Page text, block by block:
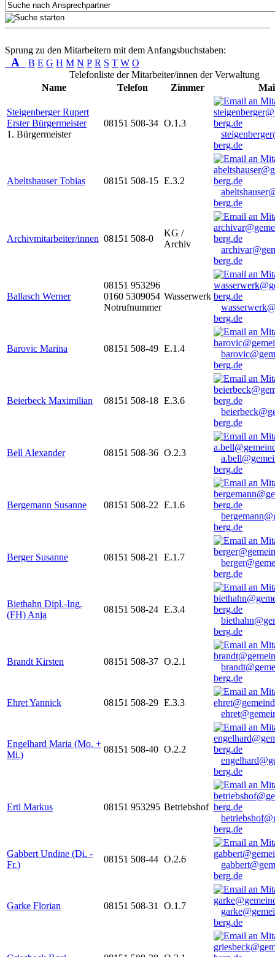
Sprung zu den Mitarbeitern mit dem Anfangsbuchstaben:
A B E G H M N P R S T W O
Telefonliste der Mitarbeiter/innen der Verwaltung
Name
Telefon Zimmer
Steigenberger Rupert
Erster Bürgermeister
1. Bürgermeister
08151 508-34 O.1.3
berg.de
Abeltshauser Tobias 08151 508-15 E.3.2
berg.de
Archivmitarbeiter/innen 08151 508-0
KG /
Archiv
berg.de
Ballasch Werner
08151 953296
0160 5309054
Notrufnummer
Wasserwerk
berg.de
Barovic Marina 08151 508-49 E.1.4
berg.de
Beierbeck Maximilian 08151 508-18 E.3.6
berg.de
Bell Alexander 08151 508-36 O.2.3
berg.de
Bergemann Susanne 08151 508-22 E.1.6
berg.de
Berger Susanne 08151 508-21 E.1.7
berg.de
Biethahn Dipl.-Ing.
(FH) Anja
08151 508-24 E.3.4
berg.de
Brandt Kirsten 08151 508-37 O.2.1
berg.de
Ehret Yannick 08151 508-29 E.3.3
Engelhard Maria (Mo. +
Mi.)
08151 508-40 O.2.2
berg.de
Ertl Markus 08151 953295 Betriebshof
berg.de
Gabbert Undine (Di. -
Fr.)
08151 508-44 O.2.6
berg.de
Garke Florian 08151 508-31 O.1.7
berg.de